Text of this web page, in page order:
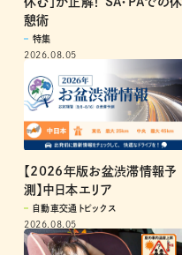
休む」が正解！ SA・PAでの休
憩術
特集
【2026年版お盆渋滞情報予
測】中日本エリア
自動車交通トピックス
2026.08.05